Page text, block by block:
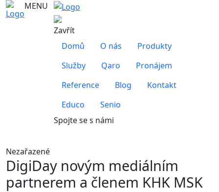
MENU
Zavřít
Domů
O nás
Produkty
Služby
Qaro
Pronájem
Reference
Blog
Kontakt
Educo
Senio
Spojte se s námi
Nezařazené
DigiDay novým mediálním
partnerem a členem KHK MSK